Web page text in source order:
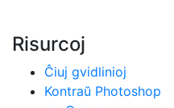
Risurcoj
Ĉiuj gvidlinioj
Kontraŭ Photoshop